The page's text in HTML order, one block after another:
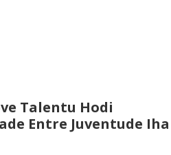
Talentu Hodi
Entre Juventude Iha